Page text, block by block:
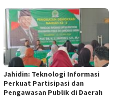
Jahidin: Teknologi Informasi
Perkuat Partisipasi dan
Pengawasan Publik di Daerah